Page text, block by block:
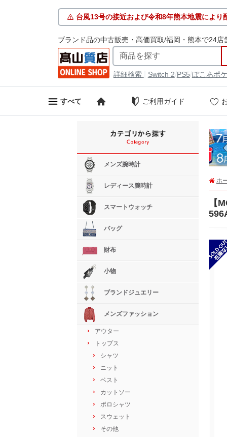
台風13号の接近および令和8年熊本地震によ
ブランド品の中古販売・高価買取/福岡・熊本で24店
詳細検索 Switch 2 PS5 ぽこあポ
すべて ご利用ガイド
ホ
【
メンズ腕時計
レディース腕時計
スマートウォッチ
バッグ
財布
小物
ブランドジュエリー
メンズファッション
アウター
トップス
シャツ
ニット
ベスト
カットソー
ポロシャツ
スウェット
その他